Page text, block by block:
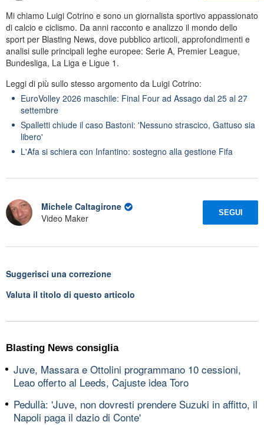
Mi chiamo Luigi Cotrino e sono un giornalista sportivo appassionato
di calcio e ciclismo. Da anni racconto e analizzo il mondo dello
sport per Blasting News, dove pubblico articoli, approfondimenti e
analisi sulle principali leghe europee: Serie A, Premier League,
Bundesliga, La Liga e Ligue 1.
Leggi di più sullo stesso argomento da Luigi Cotrino:
EuroVolley 2026 maschile: Final Four ad Assago dal 25 al 27
settembre
Spalletti chiude il caso Bastoni: 'Nessuno strascico, Gattuso sia
libero'
L'Afa si schiera con Infantino: sostegno alla gestione Fifa
Michele Caltagirone
Video Maker
SEGUI
Suggerisci una correzione
Valuta il titolo di questo articolo
Blasting News consiglia
Juve, Massara e Ottolini programmano 10 cessioni,
Leao offerto al Leeds, Cajuste idea Toro
Pedullà: 'Juve, non dovresti prendere Suzuki in affitto, il
Napoli paga il dazio di Conte'